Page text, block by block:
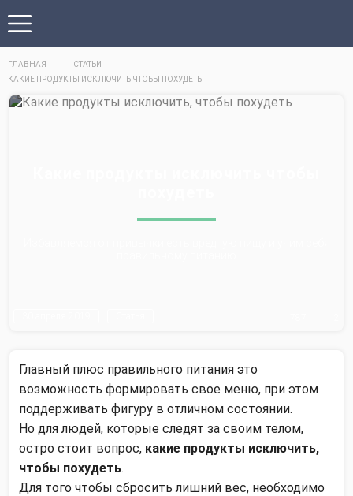
ГЛАВНАЯ
СТАТЬИ
КАКИЕ ПРОДУКТЫ ИСКЛЮЧИТЬ ЧТОБЫ ПОХУДЕТЬ
Главный плюс правильного питания это
возможность формировать свое меню, при этом
поддерживать фигуру в отличном состоянии.
Но для людей, которые следят за своим телом,
остро стоит вопрос, какие продукты исключить,
чтобы похудеть.
Для того чтобы сбросить лишний вес, необходимо